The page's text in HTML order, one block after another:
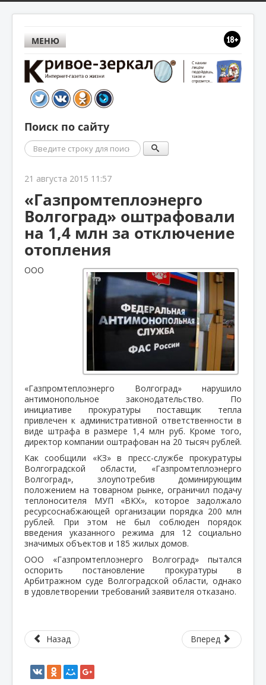
МЕНЮ
Поиск по сайту
Поиск
21 августа 2015 11:57
«Газпромтеплоэнерго
Волгоград» оштрафовали
на 1,4 млн за отключение
отопления
ООО
«Газпромтеплоэнерго Волгоград» нарушило
антимонопольное законодательство. По
инициативе прокуратуры поставщик тепла
привлечен к административной ответственности в
виде штрафа в размере 1,4 млн руб. Кроме того,
директор компании оштрафован на 20 тысяч рублей.
Как сообщили «КЗ» в пресс-службе прокуратуры
Волгоградской области, «Газпромтеплоэнерго
Волгоград», злоупотребив доминирующим
положением на товарном рынке, ограничил подачу
теплоносителя МУП «ВКХ», которое задолжало
ресурсоснабжающей организации порядка 200 млн
рублей. При этом не был соблюден порядок
введения указанного режима для 12 социально
значимых объектов и 185 жилых домов.
ООО «Газпромтеплоэнерго Волгоград» пытался
оспорить постановление прокуратуры в
Арбитражном суде Волгоградской области, однако
в удовлетворении требований заявителя отказано.
Назад Вперед